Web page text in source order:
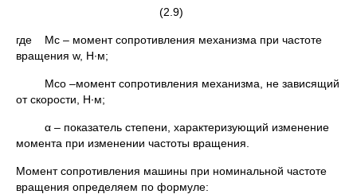
(2.9)
где Mс – момент сопротивления механизма при частоте
вращения w, Н∙м;
Mсо –момент сопротивления механизма, не зависящий
от скорости, Н∙м;
α – показатель степени, характеризующий изменение
момента при изменении частоты вращения.
Момент сопротивления машины при номинальной частоте
вращения определяем по формуле: